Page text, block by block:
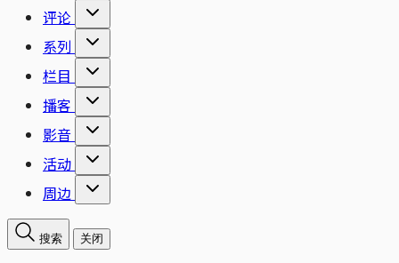
评论
系列
栏目
播客
影音
活动
周边
搜索 关闭